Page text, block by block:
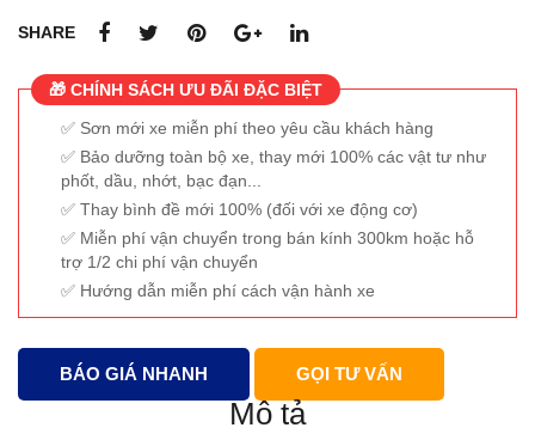
SHARE
🎁 CHÍNH SÁCH ƯU ĐÃI ĐẶC BIỆT
Sơn mới xe miễn phí theo yêu cầu khách hàng
Bảo dưỡng toàn bộ xe, thay mới 100% các vật tư như
phốt, dầu, nhớt, bạc đạn...
Thay bình đề mới 100% (đối với xe động cơ)
Miễn phí vận chuyển trong bán kính 300km hoặc hỗ
trợ 1/2 chi phí vận chuyển
Hướng dẫn miễn phí cách vận hành xe
BÁO GIÁ NHANH GỌI TƯ VẤN
Mô tả